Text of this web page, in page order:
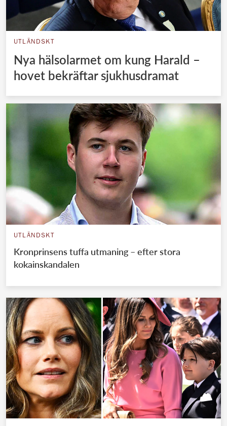
UTLÄNDSKT
Nya hälsolarmet om kung Harald –
hovet bekräftar sjukhusdramat
UTLÄNDSKT
Kronprinsens tuffa utmaning – efter stora
kokainskandalen